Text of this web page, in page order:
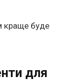
краще буде
для